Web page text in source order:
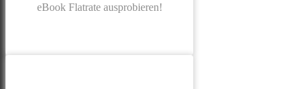
eBook Flatrate ausprobieren!